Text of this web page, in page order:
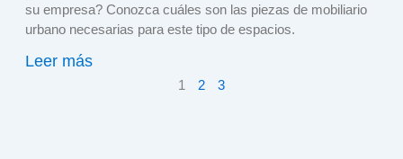
su empresa? Conozca cuáles son las piezas de mobiliario
urbano necesarias para este tipo de espacios.
Leer más
1 2 3